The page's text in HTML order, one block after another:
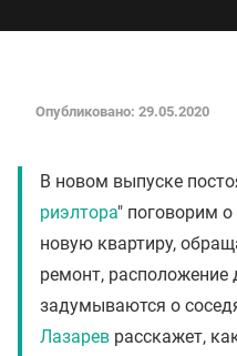
Опубликовано: 29.05.2020
В новом выпуске
риэлтора" поговорим о
новую квартиру,
ремонт,
задумываются о
Лазарев расскажет,